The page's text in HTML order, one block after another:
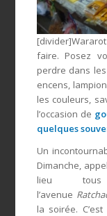
faire. Posez
perdre dans
encens,
les couleurs,
l’occasion de
quelques
Un
Dimanche,
lieu
l’avenue
la soirée.